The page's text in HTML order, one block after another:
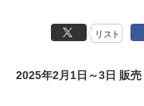
リスト
2025年2月1日～3日 販売